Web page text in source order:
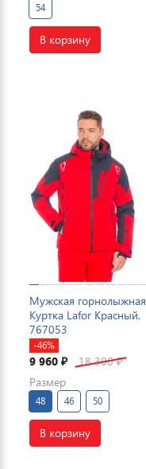
54
В корзину
Мужская горнолыжная
Куртка Lafor Красный,
767053
-46%
9 960 ₽ 18 300₽
Размер
48 46 50
В корзину